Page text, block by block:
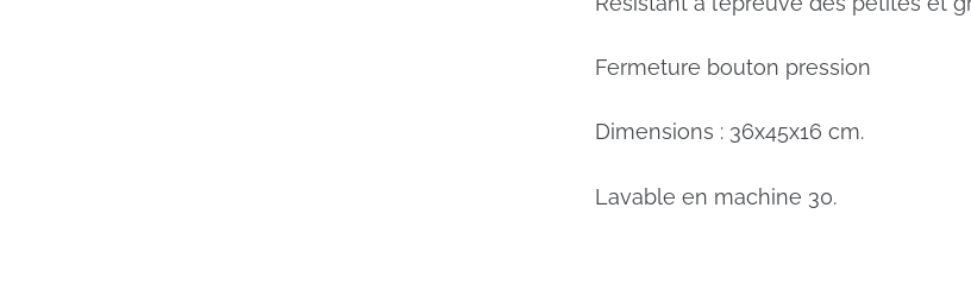
Fermeture bouton pression
Dimensions : 36x45x16 cm.
Lavable en machine 30.